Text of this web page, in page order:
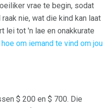
vrae te begin, sodat
nie, wat die kind kan laat
lei tot 'n lae en onakkurate
hoe om iemand te vind om jou
$ 200 en $ 700. Die